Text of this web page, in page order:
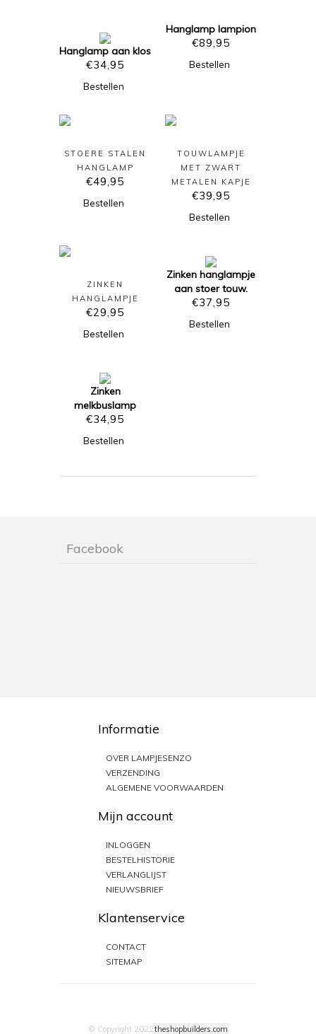
Hanglamp aan klos
€34,95
Bestellen
Hanglamp lampion
€89,95
Bestellen
STOERE STALEN
HANGLAMP
€49,95
Bestellen
TOUWLAMPJE
MET ZWART
METALEN KAPJE
€39,95
Bestellen
ZINKEN
HANGLAMPJE
€29,95
Bestellen
Zinken hanglampje
aan stoer touw.
€37,95
Bestellen
Zinken
melkbuslamp
€34,95
Bestellen
Facebook
Informatie
OVER LAMPJESENZO
VERZENDING
ALGEMENE VOORWAARDEN
Mijn account
INLOGGEN
BESTELHISTORIE
VERLANGLIJST
NIEUWSBRIEF
Klantenservice
CONTACT
SITEMAP
© Copyright 2022theshopbuilders.com